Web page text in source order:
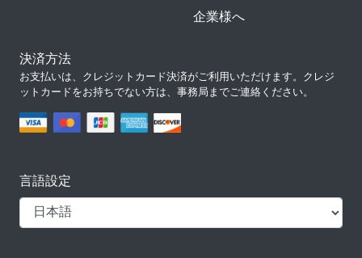
企業様へ
決済方法
お支払いは、クレジットカード決済がご利用いただけます。クレジ
ットカードをお持ちでない方は、事務局までご連絡ください。
言語設定